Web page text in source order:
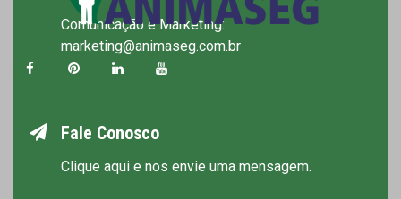
Comunicação e Marketing:
marketing@animaseg.com.br
Fale Conosco
Clique aqui e nos envie uma mensagem.